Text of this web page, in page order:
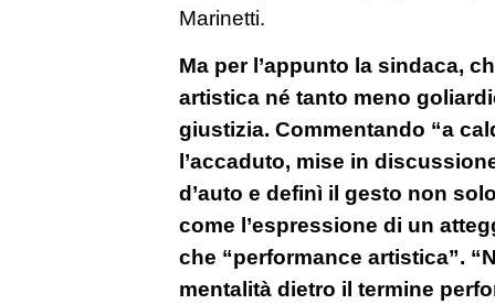
Marinetti.
Ma per l’appunto la sindaca,
artistica né tanto meno
giustizia. Commentando “a
l’accaduto, mise in
d’auto e definì il gesto non
come l’espressione di un
che “performance artistica”.
mentalità dietro il termine